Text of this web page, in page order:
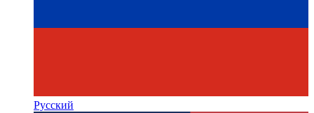
Русский